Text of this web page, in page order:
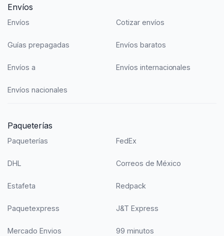
Envíos
Envíos Cotizar envíos
Guías prepagadas Envíos baratos
Envíos a Envíos internacionales
Envíos nacionales
Paqueterías
Paqueterías FedEx
DHL Correos de México
Estafeta Redpack
Paquetexpress J&T Express
Mercado Envios 99 minutos